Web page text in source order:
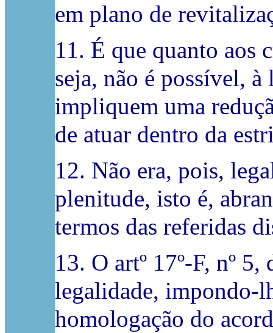
em plano de
11. É que quanto
seja, não é possível,
impliquem uma
de atuar dentro da
12. Não era, pois,
plenitude, isto é,
termos das referidas
13. O artº 17º-F, nº
legalidade, impondo-
homologação do